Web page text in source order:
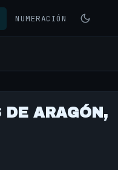
NUMERACIÓN
DE ARAGÓN,